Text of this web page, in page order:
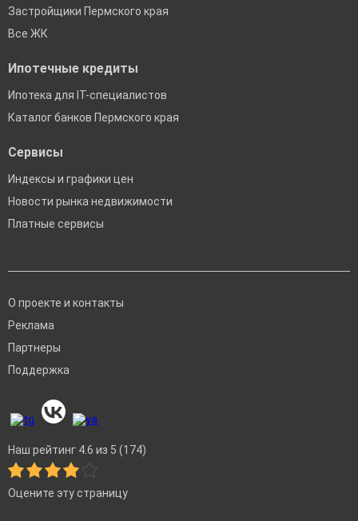
Застройщики Пермского края
Все ЖК
Ипотечные кредиты
Ипотека для IT-специалистов
Каталог банков Пермского края
Сервисы
Индексы и графики цен
Новости рынка недвижимости
Платные сервисы
О проекте и контакты
Реклама
Партнеры
Поддержка
Наш рейтинг 4.6 из 5 (174)
Оцените эту страницу